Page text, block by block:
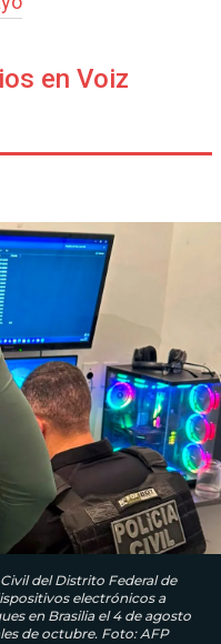
en Voiz
del Distrito Federal de
electrónicos a
en Brasilia el 4 de agosto
de octubre. Foto: AFP